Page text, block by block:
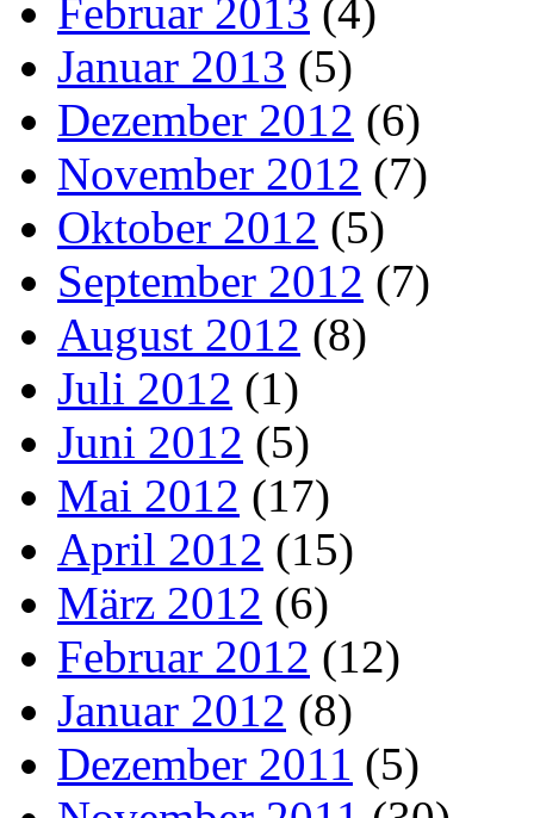
Februar 2013 (4)
Januar 2013 (5)
Dezember 2012 (6)
November 2012 (7)
Oktober 2012 (5)
September 2012 (7)
August 2012 (8)
Juli 2012 (1)
Juni 2012 (5)
Mai 2012 (17)
April 2012 (15)
März 2012 (6)
Februar 2012 (12)
Januar 2012 (8)
Dezember 2011 (5)